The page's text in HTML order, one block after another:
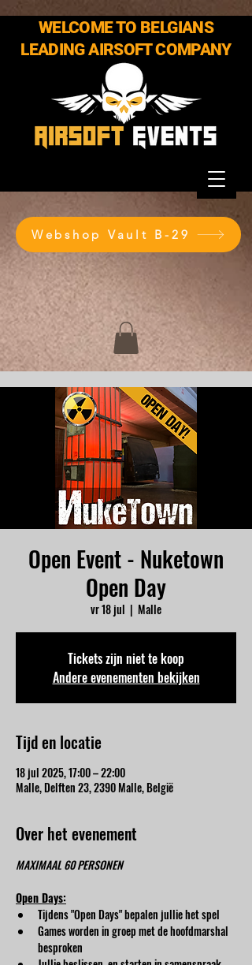
WELCOME TO BELGIANS
LEADING AIRSOFT COMPANY
Webshop Vault B-29
Open Event - Nuketown
Open Day
vr 18 jul
  |
Malle
Tickets zijn niet te koop
Andere evenementen bekijken
Tijd en locatie
18 jul 2025, 17:00 – 22:00
Malle, Delften 23, 2390 Malle, België
Over het evenement
MAXIMAAL 60 PERSONEN
Open Days:
Tijdens "Open Days" bepalen jullie het spel
Games worden in groep met de hoofdmarshal
besproken